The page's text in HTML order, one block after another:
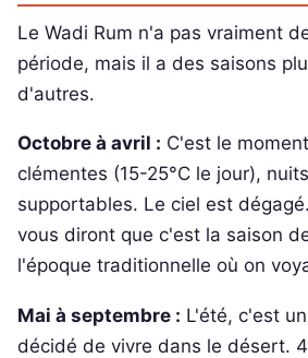
Le Wadi Rum n'a pas vraiment
période, mais il a des saisons
d'autres.
Octobre à avril : C'est le
clémentes (15-25°C le jour),
supportables. Le ciel est
vous diront que c'est la saison
l'époque traditionnelle où on
Mai à septembre : L'été, c'est
décidé de vivre dans le désert.